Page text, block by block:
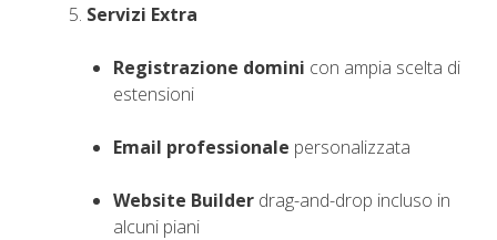
Servizi Extra
Registrazione domini con ampia scelta di
estensioni
Email professionale personalizzata
Website Builder drag-and-drop incluso in
alcuni piani